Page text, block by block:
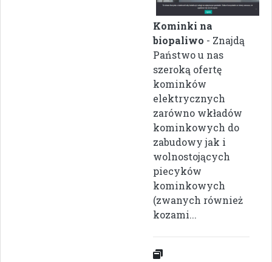
Kominki na
biopaliwo - Znajdą
Państwo u nas
szeroką ofertę
kominków
elektrycznych
zarówno wkładów
kominkowych do
zabudowy jak i
wolnostojących
piecyków
kominkowych
(zwanych również
kozami...